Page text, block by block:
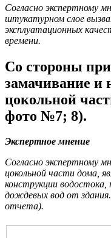
Согласно экспертному
штукатурном слое
эксплуатационных
времени.
Со стороны
замачивание и
цокольной
фото №7; 8).
Экспертное мнение
Согласно экспертному
цокольной части дома,
конструкции водостока,
дождевых вод от
отчета).